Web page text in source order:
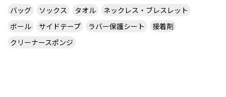
バッグ
ソックス タオル
ネックレス・ブレスレット
ボール
サイドテープ ラバー保護シート
接着剤
クリーナースポンジ